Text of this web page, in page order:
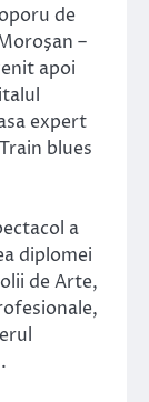
de
–
apoi
expert
blues
a
diplomei
de Arte,